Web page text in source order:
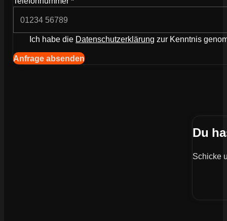
Ich habe die Datenschutzerklärung zur Kenntnis
Navigation (Kopie) (Kopieren) (Kopieren)
Anfrage absenden
Du
Schicke